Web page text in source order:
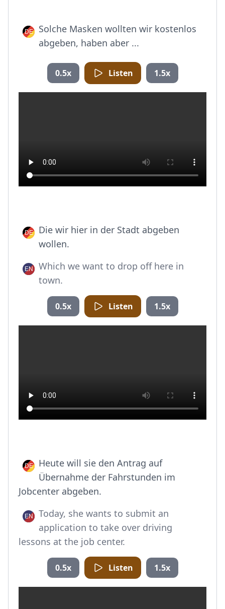
Solche Masken wollten wir kostenlos
abgeben, haben aber ...
0.5x Listen 1.5x
Die wir hier in der Stadt abgeben
wollen.
Which we want to drop off here in
town.
0.5x Listen 1.5x
Heute will sie den Antrag auf
Übernahme der Fahrstunden im
Jobcenter abgeben.
Today, she wants to submit an
application to take over driving
lessons at the job center.
0.5x Listen 1.5x